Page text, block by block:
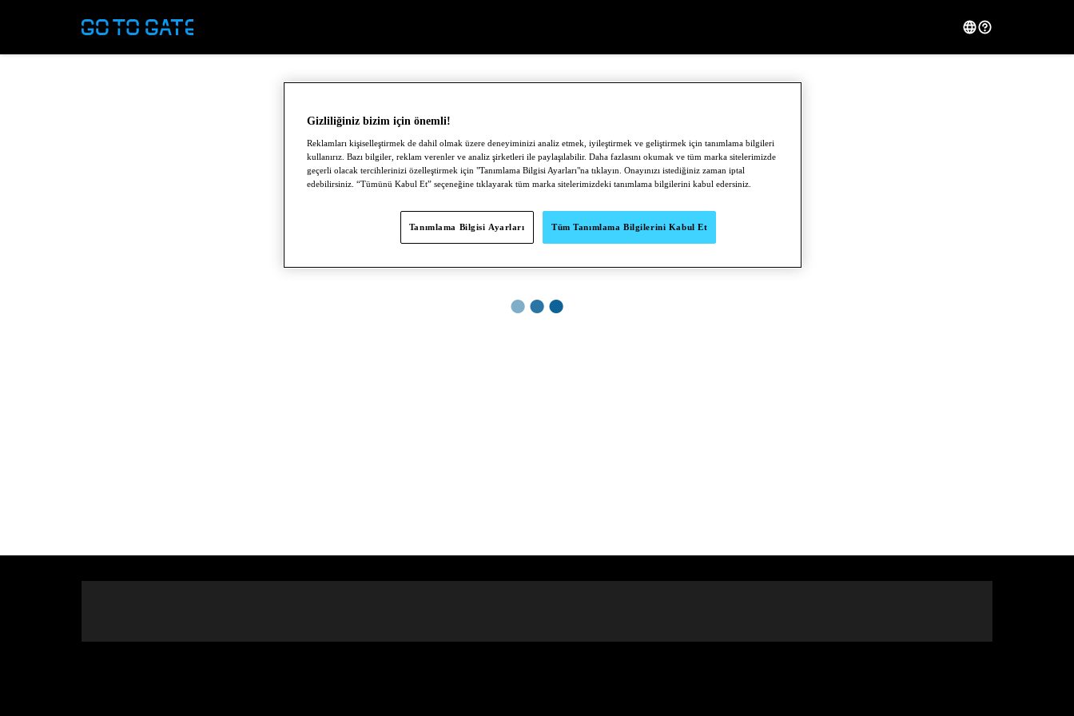
●●●
Gizliliğiniz bizim için önemli!
Reklamları kişiselleştirmek de dahil olmak üzere deneyiminizi analiz etmek, iyileştirmek ve geliştirmek için tanımlama bilgileri
kullanırız. Bazı bilgiler, reklam verenler ve analiz şirketleri ile paylaşılabilir. Daha fazlasını okumak ve tüm marka sitelerimizde
geçerli olacak tercihlerinizi özelleştirmek için "Tanımlama Bilgisi Ayarları"na tıklayın. Onayınızı istediğiniz zaman iptal
edebilirsiniz. “Tümünü Kabul Et” seçeneğine tıklayarak tüm marka sitelerimizdeki tanımlama bilgilerini kabul edersiniz.
Tanımlama Bilgisi Ayarları Tüm Tanımlama Bilgilerini Kabul Et